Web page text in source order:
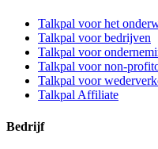
Talkpal voor het
Talkpal voor bedrijven
Talkpal voor
Talkpal voor non-
Talkpal voor
Talkpal Affiliate
Bedrijf